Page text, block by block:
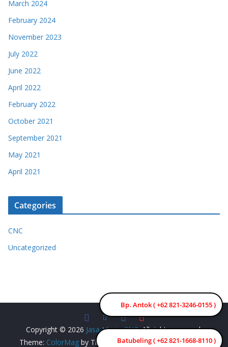
Bp. Antok ( +62 821-3246-0155 )
Batubeling ( +62 821-1668-8110 )
March 2024
February 2024
November 2023
July 2022
June 2022
April 2022
February 2022
October 2021
September 2021
May 2021
April 2021
Categories
CNC
Uncategorized
Copyright © 2026 Jasa Mesin CNC. All rights reserved.
Theme: ColorMag by ThemeGrill. Powered byWordPress.